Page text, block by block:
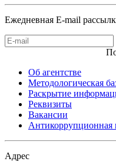
Ежедневная E-mail
Об агентстве
Методологическая
Раскрытие
Реквизиты
Вакансии
Антикоррупционная
Адрес